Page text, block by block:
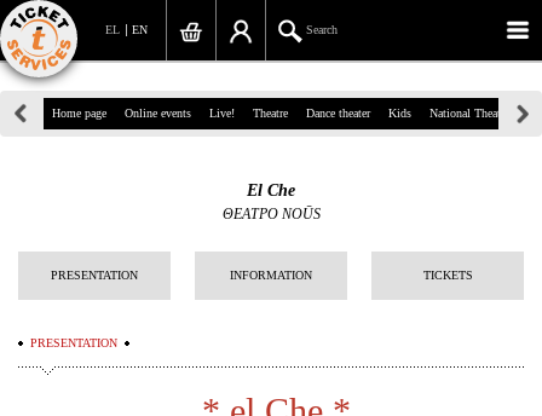
EN
EL Search
39, Panepistimiou Str, Athens
info@ticketservices.gr
Search
Sign up/Sign in
Search your order
Home page Online events Live! Theatre Dance theater Kids National Theatre
El Che
ΘΕΑΤΡΟ NOŪS
PRESENTATION INFORMATION TICKETS
PRESENTATION